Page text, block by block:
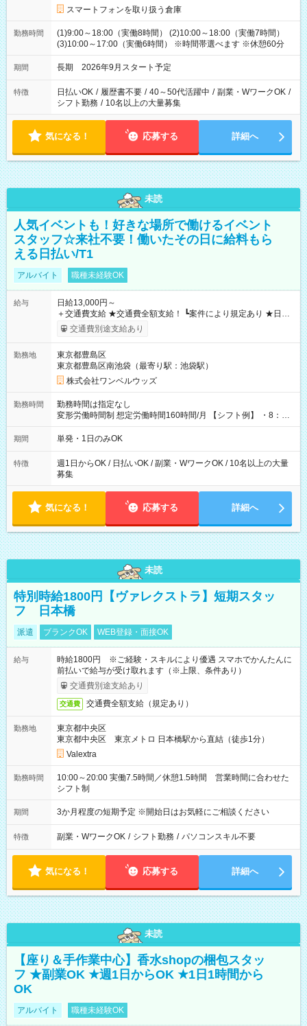
スマートフォンを取り扱う倉庫
勤務時間
(1)9:00～18:00（実働8時間） (2)10:00～18:00（実働7時間）
(3)10:00～17:00（実働6時間） ※時間帯選べます ※休憩60分
期間 長期 2026年9月スタート予定
特徴 日払いOK / 履歴書不要 / 40～50代活躍中 / 副業・WワークOK /
シフト勤務 / 10名以上の大量募集
気になる！ 応募する 詳細へ
未読
人気イベントも！好きな場所で働けるイベント
スタッフ☆来社不要！働いたその日に給料もら
える日払い/T1
アルバイト 職種未経験OK
給与
日給13,000円～
＋交通費支給 ★交通費全額支給！ ┗案件により規定あり ★日払
いOK！（規定あり） ┗働いたその日に現金GET♪ お仕事後はコ
ンビニATMから 日払い分を引き落とせます！ 【試用期間】試
交通費別途支給あり
勤務地
東京都豊島区
東京都豊島区南池袋（最寄り駅：池袋駅）
株式会社ワンベルウッズ
勤務時間
勤務時間は指定なし
変形労働時間制 想定労働時間160時間/月 【シフト例】 ・8：00
～21：00
期間 単発・1日のみOK
特徴
週1日からOK / 日払いOK / 副業・WワークOK / 10名以上の大量
募集
気になる！ 応募する 詳細へ
未読
特別時給1800円【ヴァレクストラ】短期スタッ
フ 日本橋
派遣 ブランクOK WEB登録・面接OK
給与
時給1800円 ※ご経験・スキルにより優遇 スマホでかんたんに
前払いで給与が受け取れます（※上限、条件あり）
交通費別途支給あり
交通費 交通費全額支給（規定あり）
勤務地
東京都中央区
東京都中央区 東京メトロ 日本橋駅から直結（徒歩1分）
Valextra
勤務時間
10:00～20:00 実働7.5時間／休憩1.5時間 営業時間に合わせた
シフト制
期間 3か月程度の短期予定 ※開始日はお気軽にご相談ください
特徴 副業・WワークOK / シフト勤務 / パソコンスキル不要
気になる！ 応募する 詳細へ
未読
【座り＆手作業中心】香水shopの梱包スタッ
フ ★副業OK ★週1日からOK ★1日1時間から
OK
アルバイト 職種未経験OK